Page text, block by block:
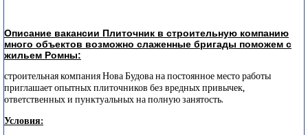
Описание вакансии Плиточник в строительную компанию
много объектов возможно слаженные бригады поможем с
жильем Ромны:
строительная компания Нова Будова на постоянное место работы
приглашает опытных плиточников без вредных привычек,
ответственных и пунктуальных на полную занятость.
Условия: